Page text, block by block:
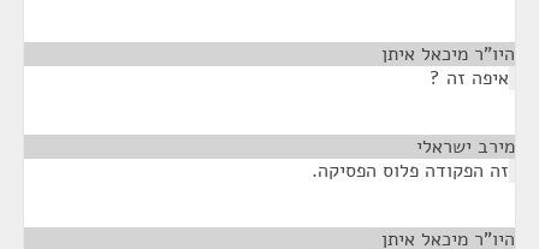
היו"ר מיכאל איתן
איפה זה ?
מירב ישראלי
זה הפקודה פלוס הפסיקה.
היו"ר מיכאל איתן